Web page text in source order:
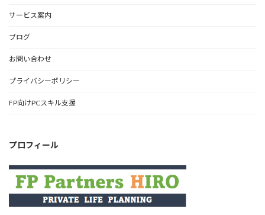
サービス案内
ブログ
お問い合わせ
プライバシーポリシー
FP向けPCスキル支援
プロフィール